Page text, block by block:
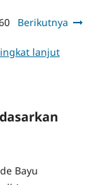
Berikutnya
lanjut
Bayu